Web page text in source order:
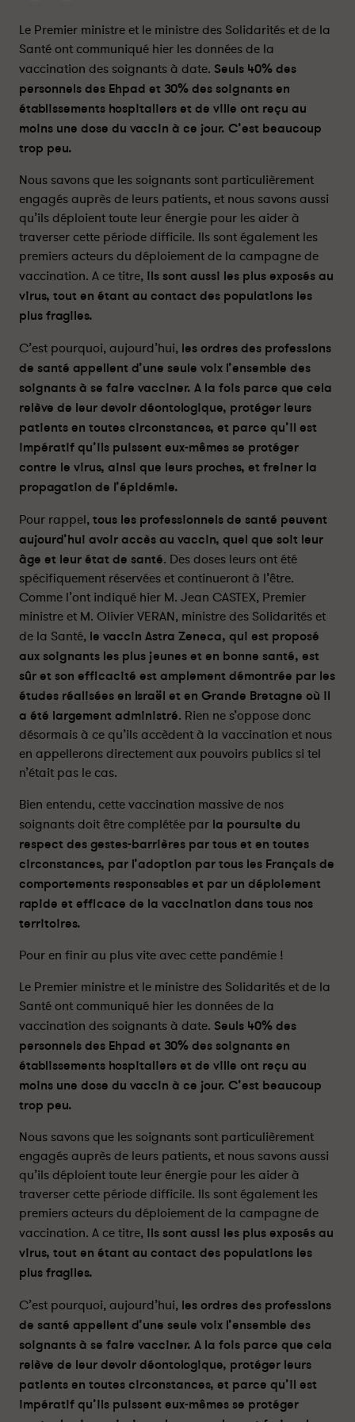
s
O
r
r
e
s
d
s
p
r
o
f
e
s
i
o
s
d
e
s
a
n
t
é
a
p
p
e
l
l
e
n
t
l
’
e
s
e
m
l
e
d
e
s
s
o
g
a
n
t
s
à
s
e
f
i
r
e
v
a
c
c
i
e
r
-
P
a
r
t
s
O
r
r
e
s
d
s
p
r
o
f
e
s
s
i
o
n
s
d
e
s
a
n
t
a
p
e
l
l
e
n
t
l
’
e
n
s
e
m
l
e
d
e
s
s
o
g
a
n
t
s
s
e
f
i
r
e
v
a
c
c
i
n
e
r
-
P
a
r
t
Le Premier ministre et le ministre des Solidarités et de la
Santé ont communiqué hier les données de la
vaccination des soignants à date. Seuls 40% des
personnels des Ehpad et 30% des soignants en
établissements hospitaliers et de ville ont reçu au
moins une dose du vaccin à ce jour. C’est beaucoup
trop peu.
Nous savons que les soignants sont particulièrement
engagés auprès de leurs patients, et nous savons aussi
qu’ils déploient toute leur énergie pour les aider à
traverser cette période difficile. Ils sont également les
premiers acteurs du déploiement de la campagne de
vaccination. A ce titre, ils sont aussi les plus exposés au
virus, tout en étant au contact des populations les
plus fragiles.
C’est pourquoi, aujourd’hui, les ordres des professions
de santé appellent d’une seule voix l’ensemble des
soignants à se faire vacciner. A la fois parce que cela
relève de leur devoir déontologique, protéger leurs
patients en toutes circonstances, et parce qu’il est
impératif qu’ils puissent eux-mêmes se protéger
contre le virus, ainsi que leurs proches, et freiner la
propagation de l’épidémie.
Pour rappel, tous les professionnels de santé peuvent
aujourd’hui avoir accès au vaccin, quel que soit leur
âge et leur état de santé. Des doses leurs ont été
spécifiquement réservées et continueront à l’être.
Comme l’ont indiqué hier M. Jean CASTEX, Premier
ministre et M. Olivier VERAN, ministre des Solidarités et
de la Santé, le vaccin Astra Zeneca, qui est proposé
aux soignants les plus jeunes et en bonne santé, est
sûr et son efficacité est amplement démontrée par les
études réalisées en Israël et en Grande Bretagne où il
a été largement administré. Rien ne s’oppose donc
désormais à ce qu’ils accèdent à la vaccination et nous
en appellerons directement aux pouvoirs publics si tel
n’était pas le cas.
Bien entendu, cette vaccination massive de nos
soignants doit être complétée par la poursuite du
respect des gestes-barrières par tous et en toutes
circonstances, par l’adoption par tous les Français de
comportements responsables et par un déploiement
rapide et efficace de la vaccination dans tous nos
territoires.
Pour en finir au plus vite avec cette pandémie !
Le Premier ministre et le ministre des Solidarités et de la
Santé ont communiqué hier les données de la
vaccination des soignants à date. Seuls 40% des
personnels des Ehpad et 30% des soignants en
établissements hospitaliers et de ville ont reçu au
moins une dose du vaccin à ce jour. C’est beaucoup
trop peu.
Nous savons que les soignants sont particulièrement
engagés auprès de leurs patients, et nous savons aussi
qu’ils déploient toute leur énergie pour les aider à
traverser cette période difficile. Ils sont également les
premiers acteurs du déploiement de la campagne de
vaccination. A ce titre, ils sont aussi les plus exposés au
virus, tout en étant au contact des populations les
plus fragiles.
C’est pourquoi, aujourd’hui, les ordres des professions
de santé appellent d’une seule voix l’ensemble des
soignants à se faire vacciner. A la fois parce que cela
relève de leur devoir déontologique, protéger leurs
patients en toutes circonstances, et parce qu’il est
impératif qu’ils puissent eux-mêmes se protéger